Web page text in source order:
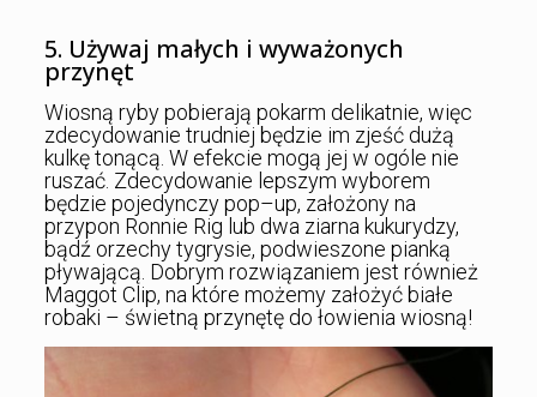
5. Używaj małych i wyważonych
przynęt
Wiosną ryby pobierają pokarm delikatnie, więc
zdecydowanie trudniej będzie im zjeść dużą
kulkę tonącą. W efekcie mogą jej w ogóle nie
ruszać. Zdecydowanie lepszym wyborem
będzie pojedynczy pop–up, założony na
przypon Ronnie Rig lub dwa ziarna kukurydzy,
bądź orzechy tygrysie, podwieszone pianką
pływającą. Dobrym rozwiązaniem jest również
Maggot Clip, na które możemy założyć białe
robaki – świetną przynętę do łowienia wiosną!